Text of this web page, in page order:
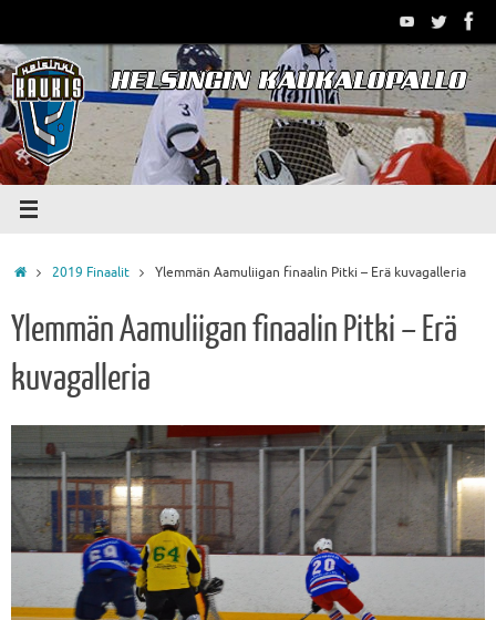
content
Home2019 Finaalit Ylemmän Aamuliigan finaalin Pitki – Erä kuvagalleria
Ylemmän Aamuliigan finaalin Pitki – Erä
kuvagalleria